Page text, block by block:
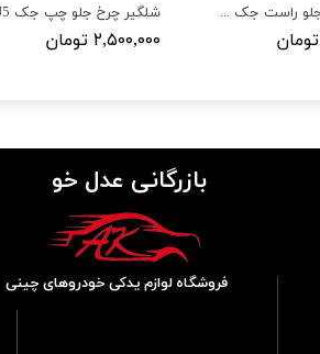
شلگیر چرخ جلو چپ جک J5
۲,۵۰۰,۰۰۰ تومان
شلگیر چرخ جلو راست جک J5
بازرگانی عدل خو
فروشگاه لوازم یدکی خودروهای چینی